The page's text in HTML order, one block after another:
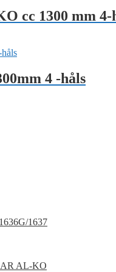
cc 1300 mm 4-
4 -håls
1637
AL-KO